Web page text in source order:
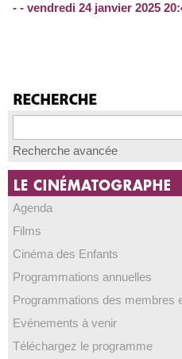
- - vendredi 24 janvier 2025
Recherche avancée
Agenda
Films
Cinéma des Enfants
Programmations annuelles
Programmations des membres
Evénements à venir
Téléchargez le programme